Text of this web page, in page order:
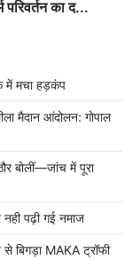
परिवर्तन का द...
में मचा हड़कंप
मैदान आंदोलन: गोपाल
बोलीं—जांच में पूरा
पढ़ी गई नमाज
से बिगड़ा MAKA ट्रॉफी